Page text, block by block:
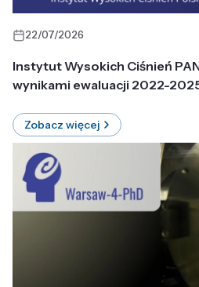
22/07/2026
Instytut Wysokich Ciśnień
wynikami ewaluacji 2022-
Zobacz więcej